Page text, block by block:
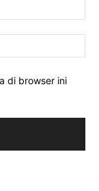
di browser ini